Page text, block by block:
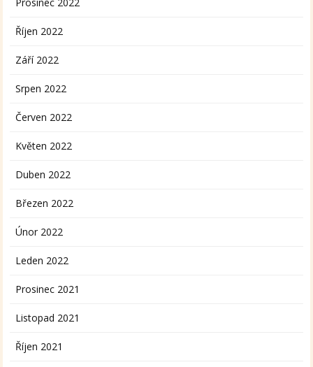
Říjen 2022
Září 2022
Srpen 2022
Červen 2022
Květen 2022
Duben 2022
Březen 2022
Únor 2022
Leden 2022
Prosinec 2021
Listopad 2021
Říjen 2021